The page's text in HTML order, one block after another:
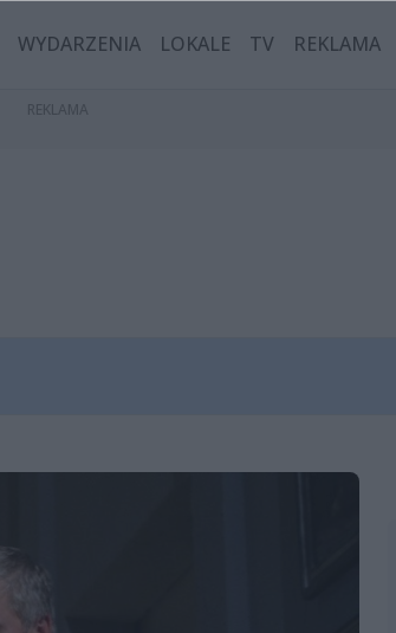
WYDARZENIA LOKALE TV REKLAMA